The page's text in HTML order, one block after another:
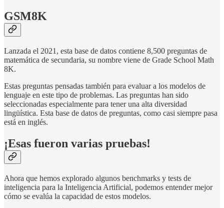
GSM8K
Lanzada el 2021, esta base de datos contiene 8,500 preguntas de
matemática de secundaria, su nombre viene de Grade School Math
8K.
Estas preguntas pensadas también para evaluar a los modelos de
lenguaje en este tipo de problemas. Las preguntas han sido
seleccionadas especialmente para tener una alta diversidad
lingüística. Esta base de datos de preguntas, como casi siempre pasa
está en inglés.
¡Esas fueron varias pruebas!
Ahora que hemos explorado algunos benchmarks y tests de
inteligencia para la Inteligencia Artificial, podemos entender mejor
cómo se evalúa la capacidad de estos modelos.